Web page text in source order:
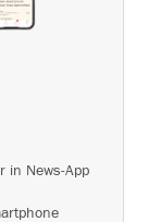
in News-App